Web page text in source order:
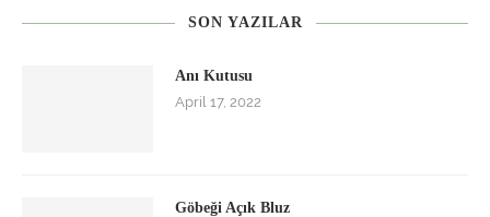
SON YAZILAR
Anı Kutusu
April 17, 2022
Göbeği Açık Bluz